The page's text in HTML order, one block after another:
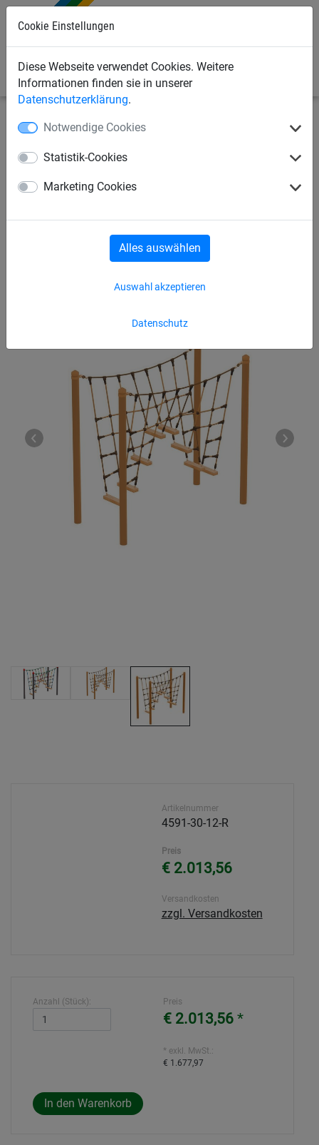
Cookie Einstellungen
Diese Webseite verwendet Cookies. Weitere
Informationen finden sie in unserer
Datenschutzerklärung.
Notwendige Cookies
Statistik-Cookies
Marketing Cookies
Datenschutz
Auswahl akzeptieren
Alles auswählen
Seilspielgeräte Vario-System
Vario Element 12, für Robinie-
Pfosten
Artikelnummer
4591-30-12-R
Preis
€ 2.013,56
Versandkosten
zzgl. Versandkosten
Anzahl (Stück): Preis
€ 2.013,56 *
* exkl. MwSt.:
€ 1.677,97